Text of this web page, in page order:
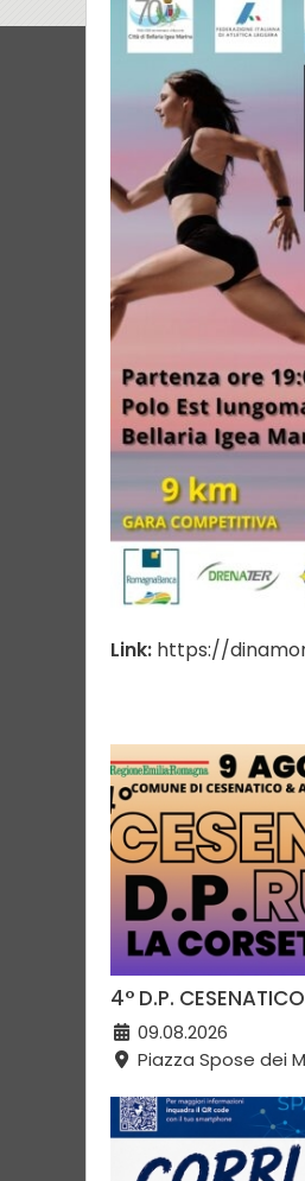
Link: https://
4° D.P.
09.08.2026
Piazza Spose dei